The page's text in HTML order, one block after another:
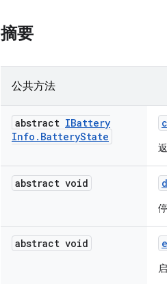
摘要
公共方法
abstract IBattery
Info . BatteryState
abstract void
abstract void